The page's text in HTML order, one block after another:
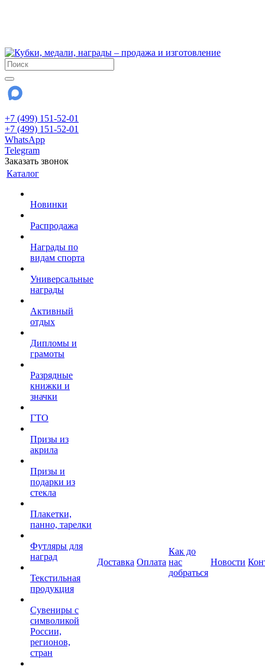
+7 (499) 151-52-01
+7 (499) 151-52-01
WhatsApp
Telegram
Заказать звонок
Каталог
Новинки
Распродажа
Награды по
видам спорта
Универсальные
награды
Активный
отдых
Дипломы и
грамоты
Разрядные
книжки и
значки
ГТО
Призы из
акрила
Призы и
подарки из
стекла
Плакетки,
панно, тарелки
Футляры для
наград
Текстильная
продукция
Сувениры с
символикой
России,
регионов,
стран
Доставка Оплата
Как до
нас
добраться
Новости